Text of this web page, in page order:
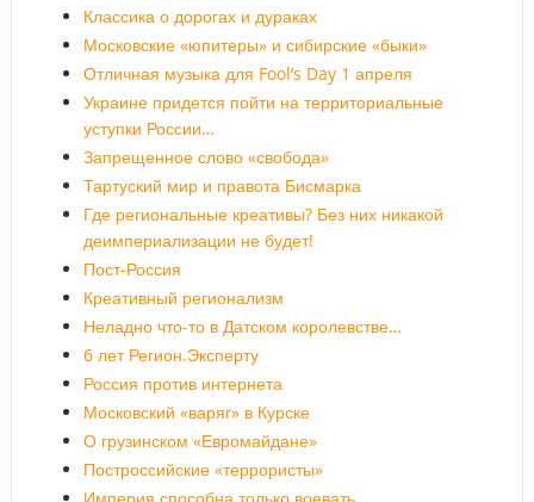
Классика о дорогах и дураках
Московские «юпитеры» и сибирские «быки»
Отличная музыка для Fool’s Day 1 апреля
Украине придется пойти на территориальные
уступки России…
Запрещенное слово «свобода»
Тартуский мир и правота Бисмарка
Где региональные креативы? Без них никакой
деимпериализации не будет!
Пост-Россия
Креативный регионализм
Неладно что-то в Датском королевстве…
6 лет Регион.Эксперту
Россия против интернета
Московский «варяг» в Курске
О грузинском «Евромайдане»
Построссийские «террористы»